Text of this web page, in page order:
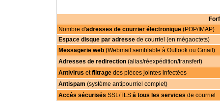
Nombre d'adresses de courrier électronique(POP/IMAP)
Espace disque par adressede courriel (en mégaoctets)
Messagerie web(Webmail semblable à Outlook ou Gmail)
Adresses de redirection(alias/réexpédition/transfert)
Antivirus etfiltragedes pièces jointes infectées
Antispam (système antipourriel complet)
Accès sécurisés SSL/TLS à tous les services de courriel